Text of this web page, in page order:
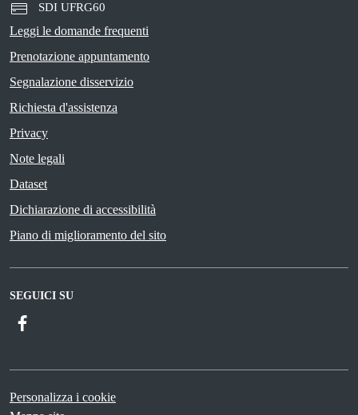
SDI UFRG60
Leggi le domande frequenti
Prenotazione appuntamento
Segnalazione disservizio
Richiesta d'assistenza
Privacy
Note legali
Dataset
Dichiarazione di accessibilità
Piano di miglioramento del sito
SEGUICI SU
Personalizza i cookie